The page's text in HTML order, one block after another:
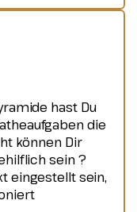
hast Du
die
können Dir
sein ?
eingestellt sein,